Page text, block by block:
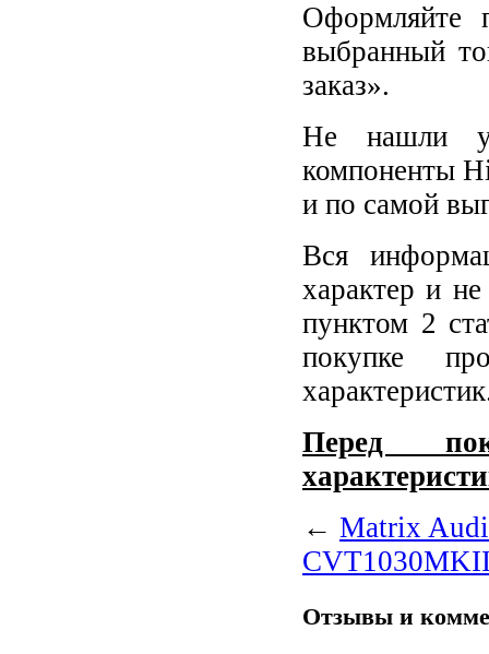
Оформляйте
выбранный
заказ».
Не нашли у
компоненты
и по самой
Вся
характер и
пунктом 2
покупке
Перед
← Matrix
Отзывы и